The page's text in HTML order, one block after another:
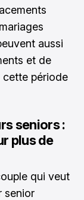
aussi
et de
cette période
seniors :
plus de
qui veut
senior